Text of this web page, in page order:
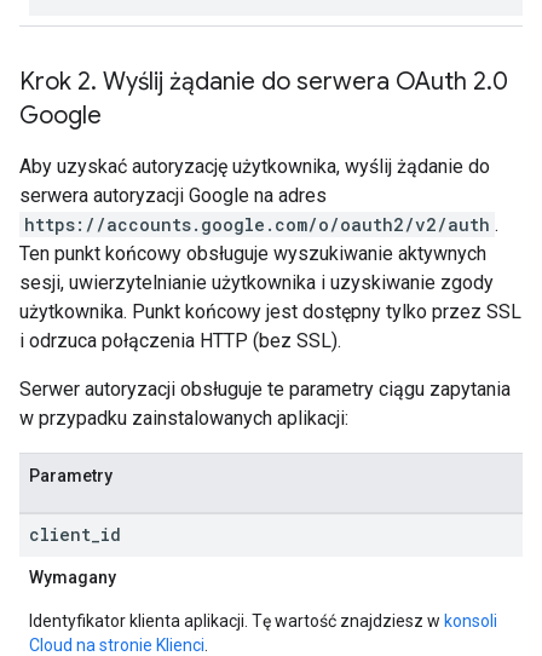
Krok 2. Wyślij żądanie do serwera OAuth 2.0
Google
Aby uzyskać autoryzację użytkownika, wyślij żądanie do
serwera autoryzacji Google na adres
https://accounts.google.com/o/oauth2/v2/auth .
Ten punkt końcowy obsługuje wyszukiwanie aktywnych
sesji, uwierzytelnianie użytkownika i uzyskiwanie zgody
użytkownika. Punkt końcowy jest dostępny tylko przez SSL
i odrzuca połączenia HTTP (bez SSL).
Serwer autoryzacji obsługuje te parametry ciągu zapytania
w przypadku zainstalowanych aplikacji:
Parametry
client id
Wymagany
Identyfikator klienta aplikacji. Tę wartość znajdziesz w konsoli
Cloud na stronie Klienci